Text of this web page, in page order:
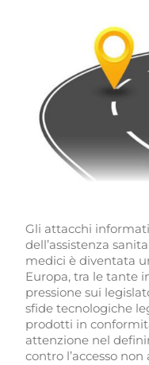
Gli attacchi
dell’assistenza
medici è diventata
Europa, tra le tante
pressione sui
sfide tecnologiche
prodotti in
attenzione nel
contro l’accesso